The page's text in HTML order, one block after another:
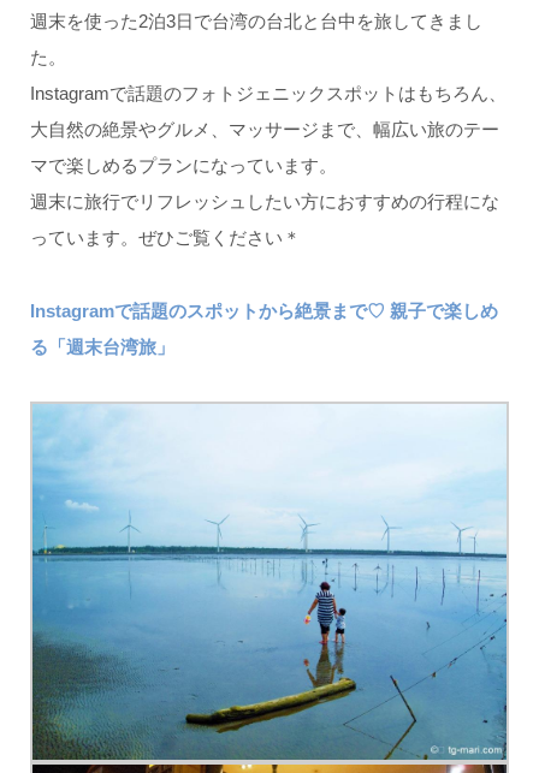
週末を使った2泊3日で台湾の台北と台中を旅してきまし
た。
Instagramで話題のフォトジェニックスポットはもちろん、
大自然の絶景やグルメ、マッサージまで、幅広い旅のテー
マで楽しめるプランになっています。
週末に旅行でリフレッシュしたい方におすすめの行程にな
っています。ぜひご覧ください＊
Instagramで話題のスポットから絶景まで♡ 親子で楽しめ
る「週末台湾旅」